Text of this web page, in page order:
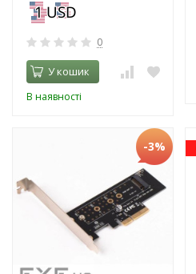
0
У кошик
В наявності
-3%